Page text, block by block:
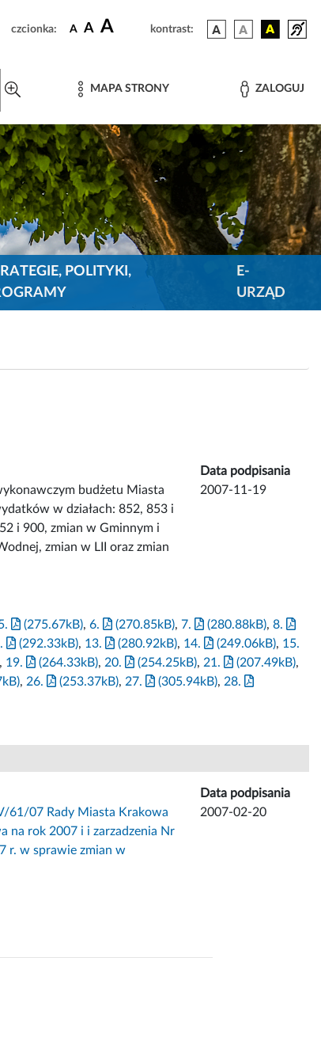
czcionka: A A A kontrast:
MAPA STRONY ZALOGUJ
POLITYKI,
E-
URZĄD
Data podpisania
budżetu Miasta
w działach: 852, 853 i
i 900, zmian w Gminnym i
zmian w LII oraz zmian
2007-11-19
(275.67kB), 6. (270.85kB), 7. (280.88kB), 8.
(292.33kB), 13. (280.92kB), 14. (249.06kB), 15.
, 19. (264.33kB), 20. (254.25kB), 21. (207.49kB),
, 26. (253.37kB), 27. (305.94kB), 28.
Data podpisania
61/07 Rady Miasta Krakowa
na rok 2007 i i zarzadzenia Nr
r. w sprawie zmian w
2007-02-20